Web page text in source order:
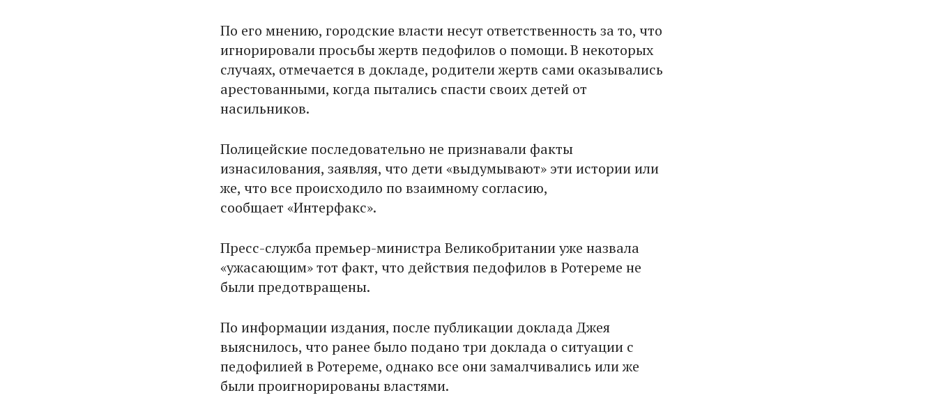
По его мнению, городские власти несут ответственность за то, что
игнорировали просьбы жертв педофилов о помощи. В некоторых
случаях, отмечается в докладе, родители жертв сами оказывались
арестованными, когда пытались спасти своих детей от
насильников.
Полицейские последовательно не признавали факты
изнасилования, заявляя, что дети «выдумывают» эти истории или
же, что все происходило по взаимному согласию,
сообщает «Интерфакс».
Пресс-служба премьер-министра Великобритании уже назвала
«ужасающим» тот факт, что действия педофилов в Ротереме не
были предотвращены.
По информации издания, после публикации доклада Джея
выяснилось, что ранее было подано три доклада о ситуации с
педофилией в Ротереме, однако все они замалчивались или же
были проигнорированы властями.